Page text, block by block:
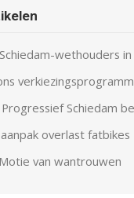
wethouders
Schiedam
overlast fatbikes
van wantrouwen